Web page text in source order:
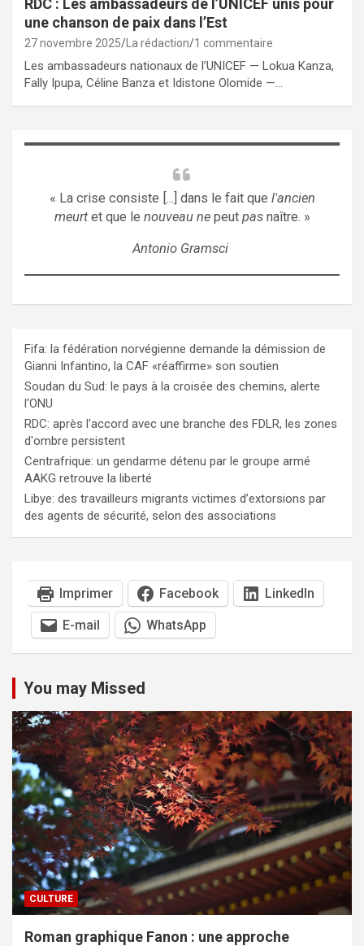
RDC : Les ambassadeurs de l’UNICEF unis pour
une chanson de paix dans l’Est
27 novembre 2025 La rédaction 1 commentaire
Les ambassadeurs nationaux de l’UNICEF — Lokua Kanza,
Fally Ipupa, Céline Banza et Idistone Olomide —…
« La crise consiste [...] dans le fait que l'ancien
meurtet que le nouveau nepeut pasnaître. »
Antonio Gramsci
Fifa: la fédération norvégienne demande la démission de
Gianni Infantino, la CAF «réaffirme» son soutien
Soudan du Sud: le pays à la croisée des chemins, alerte
l'ONU
RDC: après l'accord avec une branche des FDLR, les zones
d'ombre persistent
Centrafrique: un gendarme détenu par le groupe armé
AAKG retrouve la liberté
Libye: des travailleurs migrants victimes d’extorsions par
des agents de sécurité, selon des associations
Imprimer Facebook LinkedIn
E-mail WhatsApp
You may Missed
CULTURE
Roman graphique Fanon : une approche